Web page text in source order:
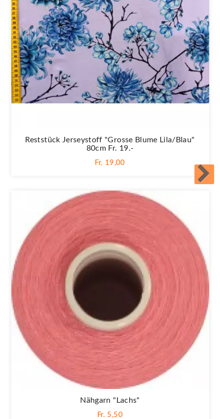
Reststück Jerseystoff "Grosse Blume Lila/blau"
80cm Fr. 19.-
Fr. 19,00
Nähgarn "lachs"
Fr. 5,50